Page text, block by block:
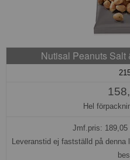
Nutisal Peanuts Salt
Hel
Jmf.pris: 189,05
Leveranstid ej fastställd på denna